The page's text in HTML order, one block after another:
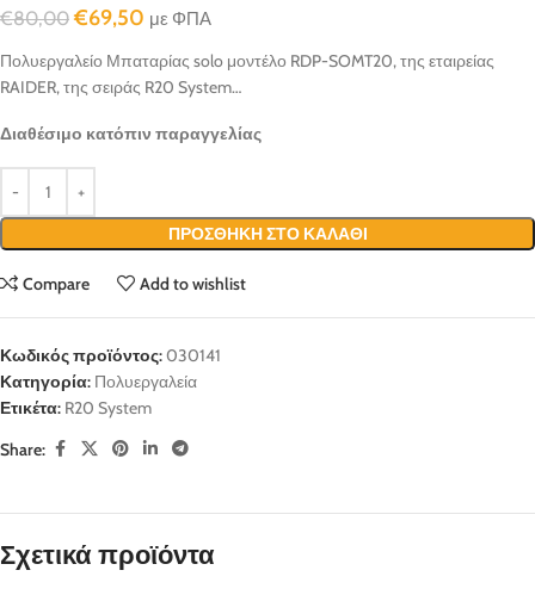
€80,00 €69,50 με ΦΠΑ
Πολυεργαλείο Μπαταρίας solo μοντέλο RDP-SOMT20, της εταιρείας
RAIDER, της σειράς R20 System…
Διαθέσιμο κατόπιν παραγγελίας
ΠΡΟΣΘΉΚΗ ΣΤΟ ΚΑΛΆΘΙ
Compare Add to wishlist
Κωδικός προϊόντος:030141
Κατηγορία: Πολυεργαλεία
Ετικέτα: R20 System
Share:
Σχετικά προϊόντα